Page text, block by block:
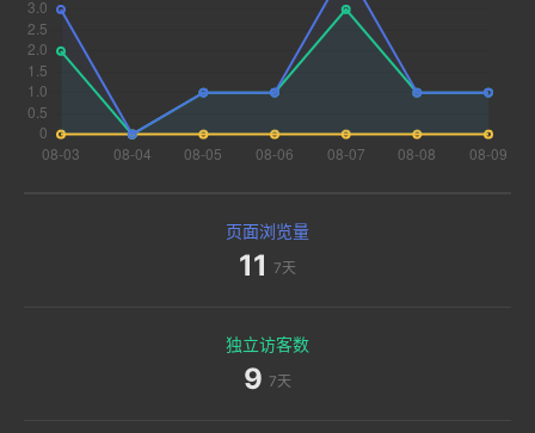
页面浏览量
11 7天
独立访客数
9 7天